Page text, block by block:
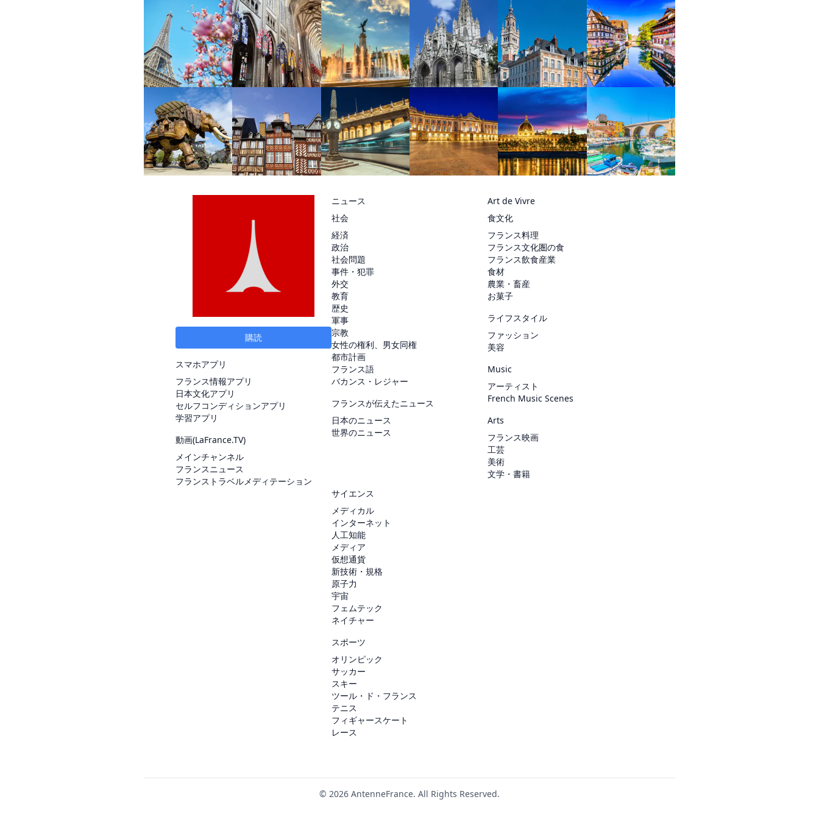
購読
スマホアプリ
フランス情報アプリ
日本文化アプリ
セルフコンディションアプリ
学習アプリ
動画(LaFrance.TV)
メインチャンネル
フランスニュース
フランストラベルメディテーション
ニュース
社会
経済
政治
社会問題
事件・犯罪
外交
教育
歴史
軍事
宗教
女性の権利、男女同権
都市計画
フランス語
バカンス・レジャー
フランスが伝えたニュース
日本のニュース
世界のニュース
Art de Vivre
食文化
フランス料理
フランス文化圏の食
フランス飲食産業
食材
農業・畜産
お菓子
ライフスタイル
ファッション
美容
Music
アーティスト
French Music Scenes
Arts
フランス映画
工芸
美術
文学・書籍
サイエンス
メディカル
インターネット
人工知能
メディア
仮想通貨
新技術・規格
原子力
宇宙
フェムテック
ネイチャー
スポーツ
オリンピック
サッカー
スキー
ツール・ド・フランス
テニス
フィギャースケート
レース
© 2026 AntenneFrance. All Rights Reserved.